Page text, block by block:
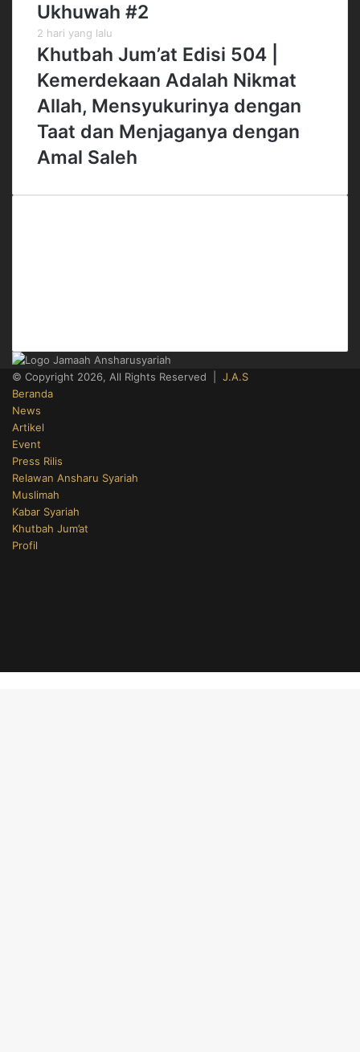
Ukhuwah #2
2 hari yang lalu
Khutbah Jum’at Edisi 504 |
Kemerdekaan Adalah Nikmat
Allah, Mensyukurinya dengan
Taat dan Menjaganya dengan
Amal Saleh
© Copyright 2026, All Rights Reserved | J.A.S
Beranda
News
Artikel
Event
Press Rilis
Relawan Ansharu Syariah
Muslimah
Kabar Syariah
Khutbah Jum’at
Profil